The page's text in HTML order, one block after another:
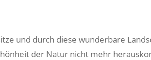
und durch diese wunderbare
der Natur nicht mehr